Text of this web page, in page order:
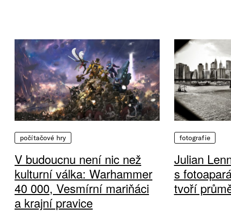
počítačové hry
V budoucnu není nic než
kulturní válka: Warhammer
40 000, Vesmírní mariňáci
a krajní pravice
fotografie
Julian
s
tvoří